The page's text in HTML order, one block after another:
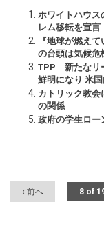
ホワイトハウ
レム移転を宣言
『地球が燃え
の台頭は気候危
TPP 新たなリ
鮮明になり 米
カトリック教
の関係
政府の学生ロー
‹ 前へ 8 of